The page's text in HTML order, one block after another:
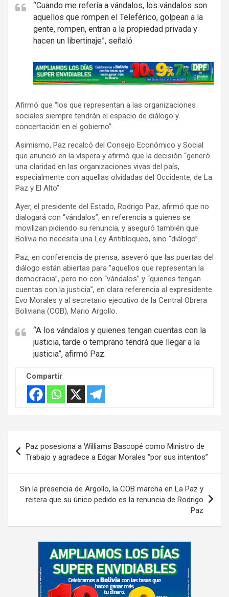
“Cuando me refería a vándalos, los vándalos son
aquellos que rompen el Teleférico, golpean a la
gente, rompen, entran a la propiedad privada y
hacen un libertinaje”, señaló.
A
d
e
r
i
s
e
m
e
n
t
:
Afirmó que “los que representan a las organizaciones
sociales siempre tendrán el espacio de diálogo y
concertación en el gobierno”.
Asimismo, Paz recalcó del Consejo Económico y Social
que anunció en la víspera y afirmó que la decisión “generó
una claridad en las organizaciones vivas del país,
especialmente con aquellas olvidadas del Occidente, de La
Paz y El Alto”.
Ayer, el presidente del Estado, Rodrigo Paz, afirmó que no
dialogará con “vándalos”, en referencia a quienes se
movilizan pidiendo su renuncia, y aseguró también que
Bolivia no necesita una Ley Antibloqueo, sino “diálogo”.
Paz, en conferencia de prensa, aseveró que las puertas del
diálogo están abiertas para “aquellos que representan la
democracia”, pero no con “vándalos” y “quienes tengan
cuentas con la justicia”, en clara referencia al expresidente
Evo Morales y al secretario ejecutivo de la Central Obrera
Boliviana (COB), Mario Argollo.
“A los vándalos y quienes tengan cuentas con la
justicia, tarde o temprano tendrá que llegar a la
justicia”, afirmó Paz.
Compartir
de
entradas
Paz posesiona a Williams Bascopé como Ministro de
Trabajo y agradece a Edgar Morales “por sus intentos”
Sin la presencia de Argollo, la COB marcha en La Paz y
reitera que su único pedido es la renuncia de Rodrigo
Paz